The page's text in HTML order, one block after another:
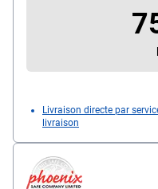
d'objets de valeur
Livraison directe par
livraison